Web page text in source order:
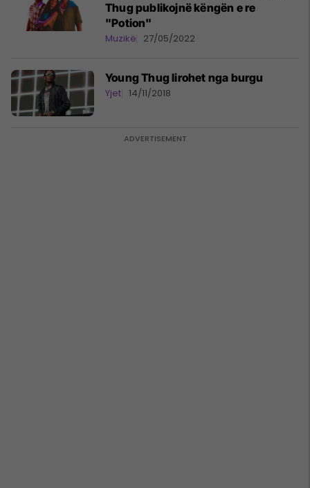
Thug publikojnë këngën e re
"Potion"
Muzikë 27/05/2022
Young Thug lirohet nga burgu
Yjet 14/11/2018